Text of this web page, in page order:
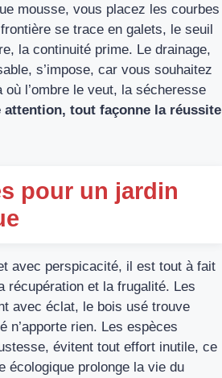
mousse, vous placez les courbes
se trace en galets, le seuil
la continuité prime. Le drainage,
s’impose, car vous souhaitez
l’ombre le veut, la sécheresse
attention, tout façonne la réussite
pour un jardin
avec perspicacité, il est tout à fait
récupération et la frugalité. Les
avec éclat, le bois usé trouve
n’apporte rien. Les espèces
évitent tout effort inutile, ce
écologique prolonge la vie du